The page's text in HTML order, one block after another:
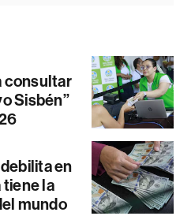
consultar
Sisbén”
en
tiene la
mundo